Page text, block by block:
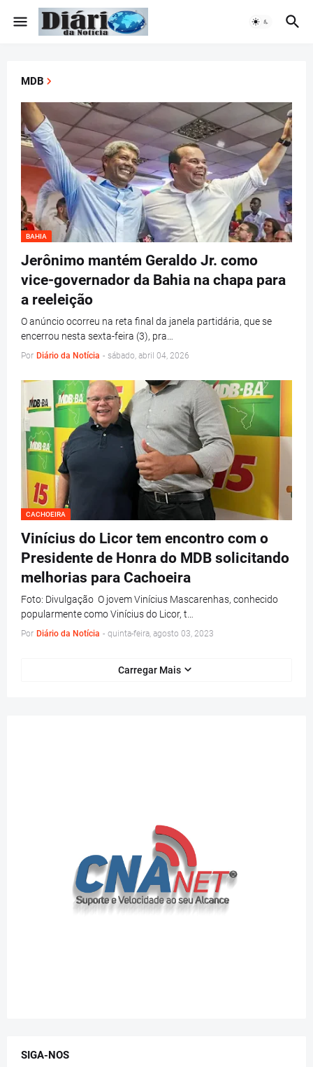
MDB
BAHIA
Jerônimo mantém Geraldo Jr. como
vice-governador da Bahia na chapa para
a reeleição
O anúncio ocorreu na reta final da janela partidária, que se
encerrou nesta sexta-feira (3), pra…
Por Diário da Notícia - sábado, abril 04, 2026
CACHOEIRA
Vinícius do Licor tem encontro com o
Presidente de Honra do MDB solicitando
melhorias para Cachoeira
Foto: Divulgação O jovem Vinícius Mascarenhas, conhecido
popularmente como Vinícius do Licor, t…
Por Diário da Notícia - quinta-feira, agosto 03, 2023
Carregar Mais
SIGA-NOS